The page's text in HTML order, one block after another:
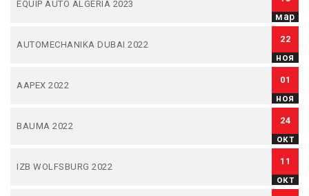
EQUIP AUTO ALGERIA 2023
мар
AUTOMECHANIKA DUBAI 2022
22
ноя
AAPEX 2022
01
ноя
BAUMA 2022
24
окт
IZB WOLFSBURG 2022
11
окт